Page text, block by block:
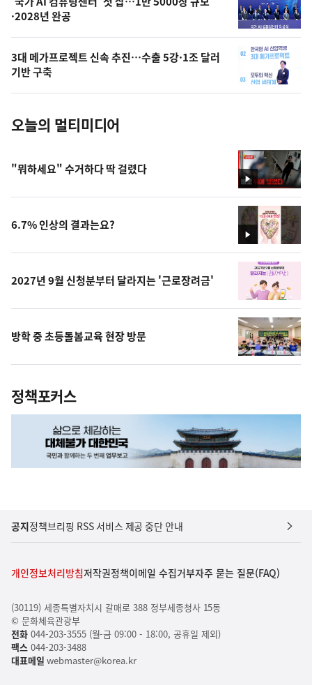
오
의
사
진
·2028년 완공
3대 메가프로젝트 신속 추진…수출 5강·1조 달러
기반 구축
오늘의 멀티미디어
영
상
"뭐하세요" 수거하다 딱 걸렸다
영
상
6.7% 인상의 결과는요?
2027년 9월 신청분부터 달라지는 '근로장려금'
방학 중 초등돌봄교육 현장 방문
정책포커스
공지정책브리핑 RSS 서비스 제공 중단 안내
개인정보처리방침저작권정책이메일 수집거부자주 묻는 질문(FAQ)
(30119) 세종특별자치시 갈매로 388 정부세종청사 15동
© 문화체육관광부
전화044-203-3555 (월-금 09:00 - 18:00, 공휴일 제외)
팩스044-203-3488
대표메일 webmaster@korea.kr